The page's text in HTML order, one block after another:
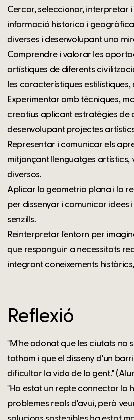
Cercar, seleccionar, interpretar
informació històrica i
diverses i desenvolupant una
Comprendre i valorar les
artístiques de diferents
les característiques estilístiques,
Experimentar amb tècniques,
creatius aplicant estratègies de
desenvolupant projectes
Representar i comunicar els
mitjançant llenguatges artístics,
diversos.
Aplicar la geometria plana i la
per dissenyar i comunicar idees
senzills.
Reinterpretar l'entorn per
que responguin a necessitats
integrant coneixements
Reflexió
"M'he adonat que les ciutats no
tothom i que el disseny d'un
dificultar la vida de la gent."
"Ha estat un repte connectar la
problemes reals d'avui, però